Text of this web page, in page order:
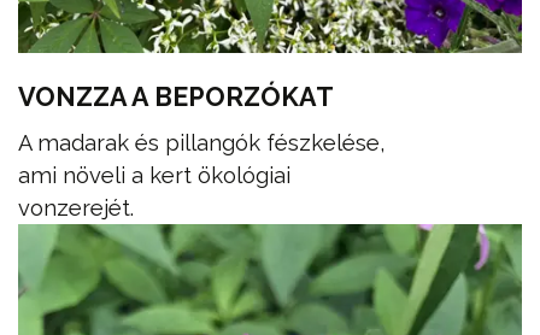
VONZZA A BEPORZÓKAT
A madarak és pillangók fészkelése,
ami növeli a kert ökológiai
vonzerejét.